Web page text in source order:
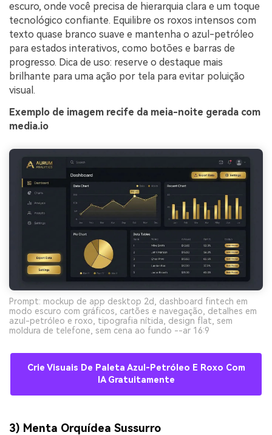
escuro, onde você precisa de hierarquia clara e um toque
tecnológico confiante. Equilibre os roxos intensos com
texto quase branco suave e mantenha o azul-petróleo
para estados interativos, como botões e barras de
progresso. Dica de uso: reserve o destaque mais
brilhante para uma ação por tela para evitar poluição
visual.
Exemplo de imagem recife da meia-noite gerada com
media.io
Prompt: mockup de app desktop 2d, dashboard fintech em
modo escuro com gráficos, cartões e navegação, detalhes em
azul-petróleo e roxo, tipografia nítida, design flat, sem
moldura de telefone, sem cena ao fundo --ar 16:9
Crie Visuais De Paleta Azul-Petróleo E Roxo Com
IA Gratuitamente
3) Menta Orquídea Sussurro